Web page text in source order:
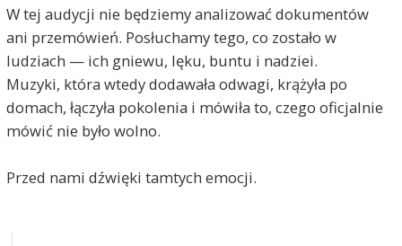
W tej audycji nie będziemy analizować dokumentów
ani przemówień. Posłuchamy tego, co zostało w
ludziach — ich gniewu, lęku, buntu i nadziei.
Muzyki, która wtedy dodawała odwagi, krążyła po
domach, łączyła pokolenia i mówiła to, czego oficjalnie
mówić nie było wolno.
Przed nami dźwięki tamtych emocji.